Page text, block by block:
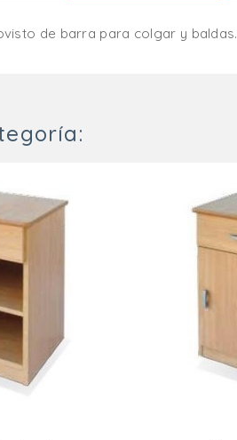
de barra para colgar y baldas.